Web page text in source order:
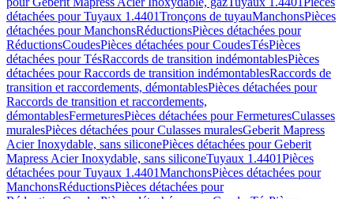
détachées pour Tuyaux 1.4401Tronçons de tuyauManchonsPièces
détachées pour ManchonsRéductionsPièces détachées pour
RéductionsCoudesPièces détachées pour CoudesTésPièces
détachées pour TésRaccords de transition indémontablesPièces
détachées pour Raccords de transition indémontablesRaccords de
transition et raccordements, démontablesPièces détachées pour
Raccords de transition et raccordements,
démontablesFermeturesPièces détachées pour FermeturesCulasses
muralesPièces détachées pour Culasses muralesGeberit Mapress
Acier Inoxydable, sans siliconePièces détachées pour Geberit
Mapress Acier Inoxydable, sans siliconeTuyaux 1.4401Pièces
détachées pour Tuyaux 1.4401ManchonsPièces détachées pour
ManchonsRéductionsPièces détachées pour